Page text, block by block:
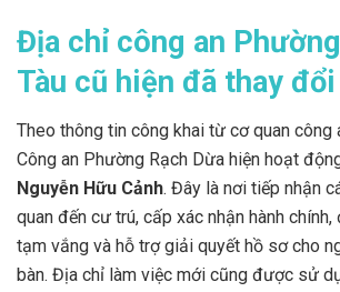
Địa chỉ công an
Tàu cũ hiện đã thay
Theo thông tin công khai từ cơ quan công
Công an Phường Rạch Dừa hiện hoạt
Nguyễn Hữu Cảnh. Đây là nơi tiếp nhận
quan đến cư trú, cấp xác nhận hành
tạm vắng và hỗ trợ giải quyết hồ sơ cho
bàn. Địa chỉ làm việc mới cũng được sử